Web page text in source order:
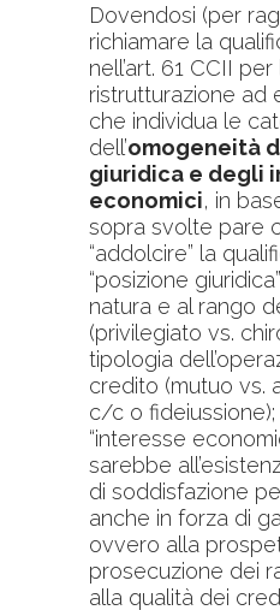
Dovendosi (per
richiamare la
nell’art. 61 CCII
ristrutturazione ad
che individua le
dell’omogeneità
giuridica e degli
economici, in
sopra svolte pare
“addolcire” la
“posizione
natura e al rango
(privilegiato vs.
tipologia
credito (mutuo vs.
c/c o
“interesse
sarebbe
di soddisfazione
anche in forza di
ovvero alla
prosecuzione dei
alla qualità dei